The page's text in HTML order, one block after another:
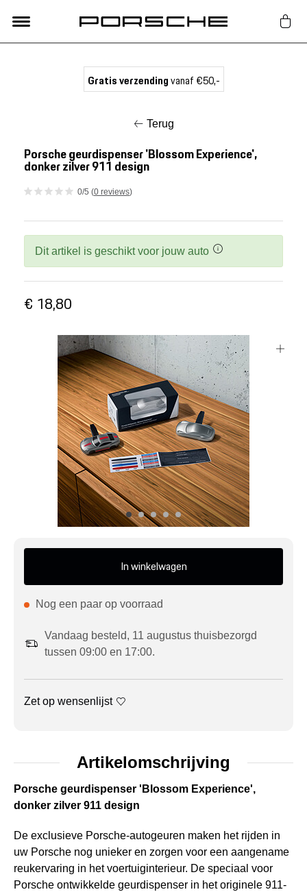
Nieuw
Porsche finder
Mijn account
Klantenservice
Meer Porsche
Porsche informatie
Gratis verzendingvanaf €50,-
Terug
Porsche geurdispenser 'Blossom Experience',
donker zilver 911 design
0/5 (0 reviews)
Dit artikel is geschikt voor jouw auto
€ 18,80
In winkelwagen
Nog een paar op voorraad
Vandaag besteld, 11 augustus thuisbezorgd
tussen 09:00 en 17:00.
Zet op wensenlijst
Artikelomschrijving
Porsche geurdispenser 'Blossom Experience',
donker zilver 911 design
De exclusieve Porsche-autogeuren maken het rijden in
uw Porsche nog unieker en zorgen voor een aangename
reukervaring in het voertuiginterieur. De speciaal voor
Porsche ontwikkelde geurdispenser in het originele 911-